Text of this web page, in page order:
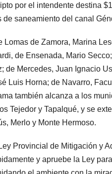
por el intendente destina
saneamiento del canal
de Zamora, Marina
de Ensenada, Mario
de Mercedes, Juan Ignacio
Luis Horna; de Navarro,
también alcanza a los
Tejedor y Tapalqué, y se
Merlo y Monte Hermoso.
Provincial de Mitigación y
y apruebe la Ley